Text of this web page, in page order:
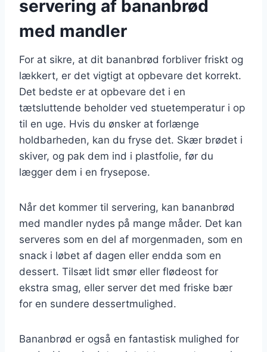
servering af bananbrød
med mandler
For at sikre, at dit bananbrød forbliver friskt og
lækkert, er det vigtigt at opbevare det korrekt.
Det bedste er at opbevare det i en
tætsluttende beholder ved stuetemperatur i op
til en uge. Hvis du ønsker at forlænge
holdbarheden, kan du fryse det. Skær brødet i
skiver, og pak dem ind i plastfolie, før du
lægger dem i en frysepose.
Når det kommer til servering, kan bananbrød
med mandler nydes på mange måder. Det kan
serveres som en del af morgenmaden, som en
snack i løbet af dagen eller endda som en
dessert. Tilsæt lidt smør eller flødeost for
ekstra smag, eller server det med friske bær
for en sundere dessertmulighed.
Bananbrød er også en fantastisk mulighed for